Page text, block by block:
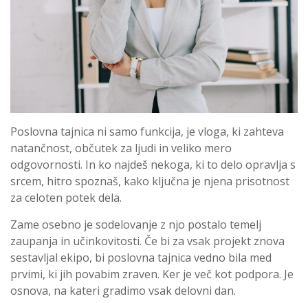
Poslovna tajnica ni samo funkcija, je vloga, ki zahteva
natančnost, občutek za ljudi in veliko mero
odgovornosti. In ko najdeš nekoga, ki to delo opravlja s
srcem, hitro spoznaš, kako ključna je njena prisotnost
za celoten potek dela.
Zame osebno je sodelovanje z njo postalo temelj
zaupanja in učinkovitosti. Če bi za vsak projekt znova
sestavljal ekipo, bi poslovna tajnica vedno bila med
prvimi, ki jih povabim zraven. Ker je več kot podpora. Je
osnova, na kateri gradimo vsak delovni dan.